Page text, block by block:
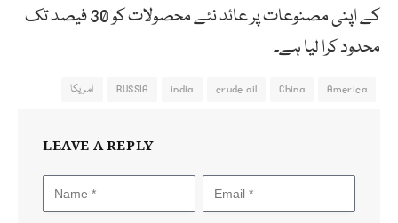
کے اپنی مصنوعات پر عائد نئے محصولات کو 30 فیصد تک
محدود کرا لیا ہے۔
America
China
crude oil
india
RUSSIA امریکا
LEAVE A REPLY